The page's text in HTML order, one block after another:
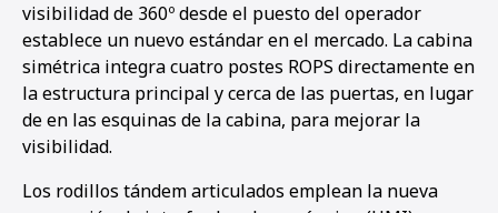
visibilidad de 360º desde el puesto del operador
establece un nuevo estándar en el mercado. La cabina
simétrica integra cuatro postes ROPS directamente en
la estructura principal y cerca de las puertas, en lugar
de en las esquinas de la cabina, para mejorar la
visibilidad.
Los rodillos tándem articulados emplean la nueva